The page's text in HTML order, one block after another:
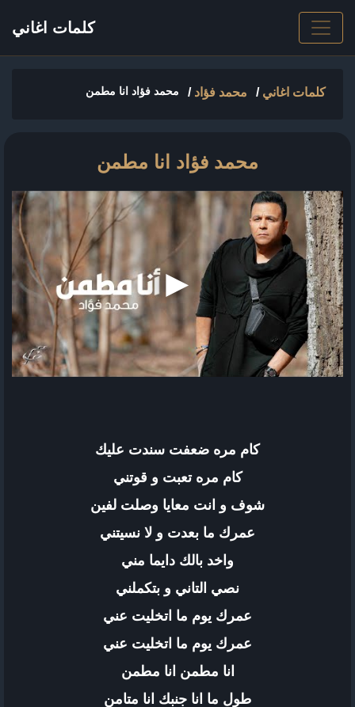
كلمات اغاني
كلمات اغاني/ محمد فؤاد / محمد فؤاد انا مطمن
محمد فؤاد انا مطمن
كام مره ضعفت سندت عليك
كام مره تعبت و قوتني
شوف و انت معايا وصلت لفين
عمرك ما بعدت و لا نسيتني
واخد بالك دايما مني
نصي التاني و بتكملني
عمرك يوم ما اتخليت عني
عمرك يوم ما اتخليت عني
انا مطمن انا مطمن
طول ما انا جنبك انا متامن